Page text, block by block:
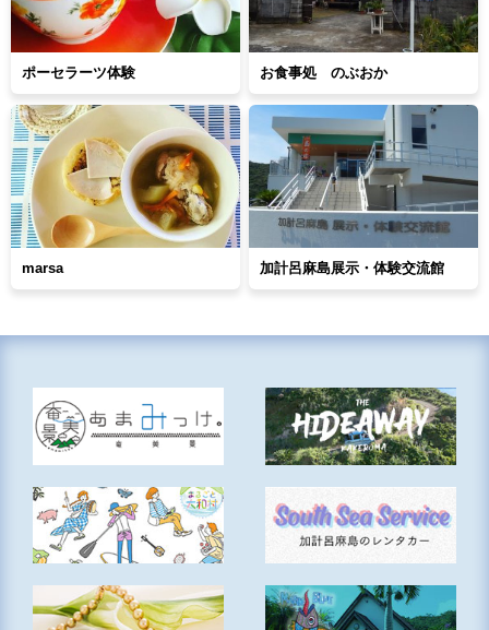
ポーセラーツ体験 お食事処 のぶおか
marsa 加計呂麻島展示・体験交流館